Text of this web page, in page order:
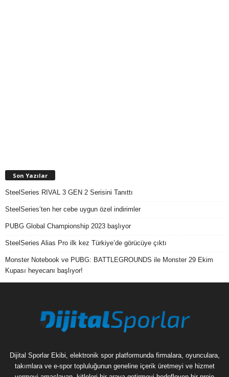
Son Yazılar
SteelSeries RIVAL 3 GEN 2 Serisini Tanıttı
SteelSeries’ten her cebe uygun özel indirimler
PUBG Global Championship 2023 başlıyor
SteelSeries Alias Pro ilk kez Türkiye’de görücüye çıktı
Monster Notebook ve PUBG: BATTLEGROUNDS ile Monster 29 Ekim
Kupası heyecanı başlıyor!
Dijital Sporlar Ekibi, elektronik spor platformunda firmalara, oyunculara,
takımlara ve e-spor topluluğunun geneline içerik üretmeyi ve hizmet